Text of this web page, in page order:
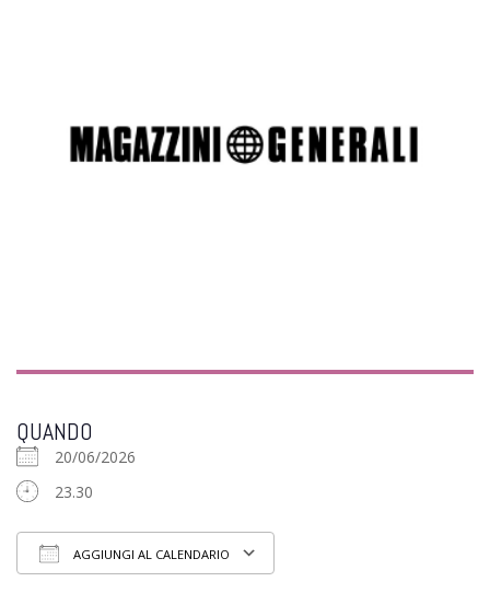
QUANDO
20/06/2026
23.30
AGGIUNGI AL CALENDARIO